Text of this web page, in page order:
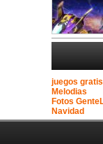
juegos gratis
Melodias
Fotos
Navidad